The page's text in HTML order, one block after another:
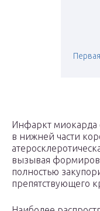
Инфаркт миокарда
в нижней части
вызывая
полностью
препятствующего